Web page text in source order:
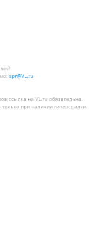
spr@VL.ru
ссылка на VL.ru обязательна.
при наличии гиперссылки.